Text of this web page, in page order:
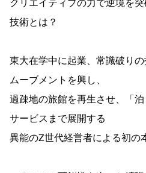
クリエイティブの力で逆境を
技術とは？
東大在学中に起業、常識破りの
ムーブメントを興し、
過疎地の旅館を再生させ、「
サービスまで展開する
異能のZ世代経営者による初の